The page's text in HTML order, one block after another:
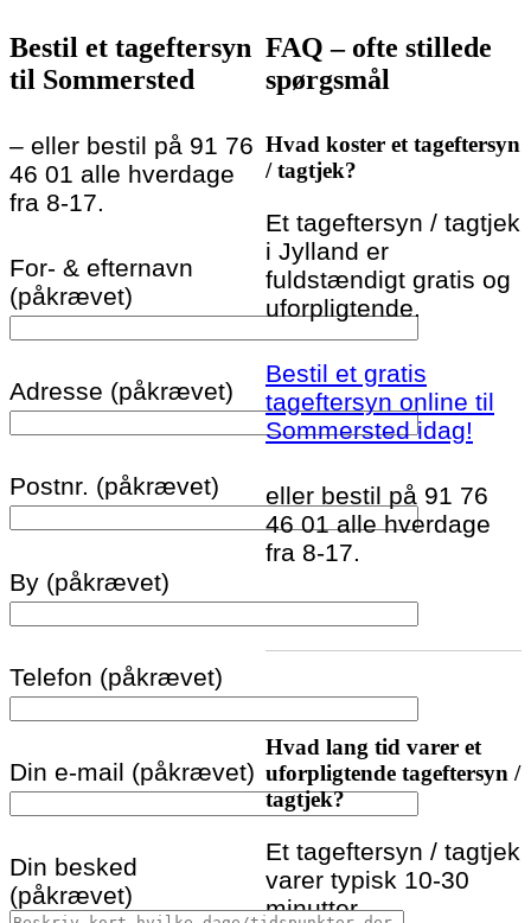
Bestil et tageftersyn
til Sommersted
– eller bestil på 91 76
46 01 alle hverdage
fra 8-17.
For- & efternavn
(påkrævet)
Adresse (påkrævet)
Postnr. (påkrævet)
By (påkrævet)
Telefon (påkrævet)
Din e-mail (påkrævet)
Din besked
(påkrævet)
FAQ – ofte stillede
spørgsmål
Hvad koster et tageftersyn
/ tagtjek?
Et tageftersyn / tagtjek
i Jylland er
fuldstændigt gratis og
uforpligtende.
Bestil et gratis
tageftersyn online til
Sommersted idag!
eller bestil på 91 76
46 01 alle hverdage
fra 8-17.
Hvad lang tid varer et
uforpligtende tageftersyn /
tagtjek?
Et tageftersyn / tagtjek
varer typisk 10-30
minutter.